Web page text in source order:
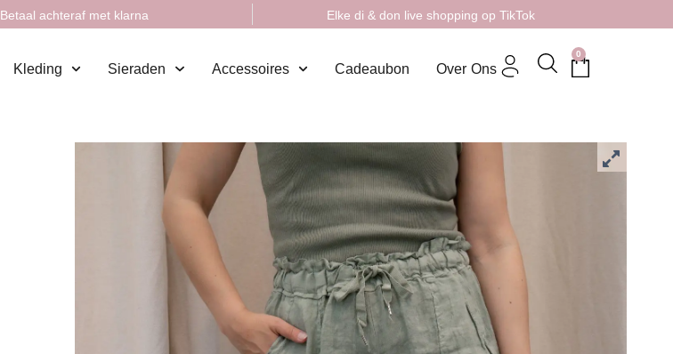
Betaal achteraf met klarna Elke di & don live shopping op TikTok
Kleding Sieraden Accessoires Cadeaubon Over Ons
0